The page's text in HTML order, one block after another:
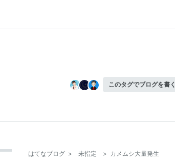
このタグでブログを書く
はてなブログ > 未指定 > カメムシ大量発生